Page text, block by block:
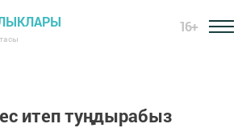
16+
итеп туңдырабыз